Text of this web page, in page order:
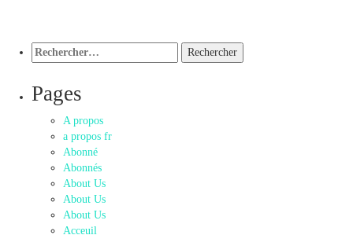
Rechercher :
Pages
A propos
a propos fr
Abonné
Abonnés
About Us
About Us
About Us
Acceuil